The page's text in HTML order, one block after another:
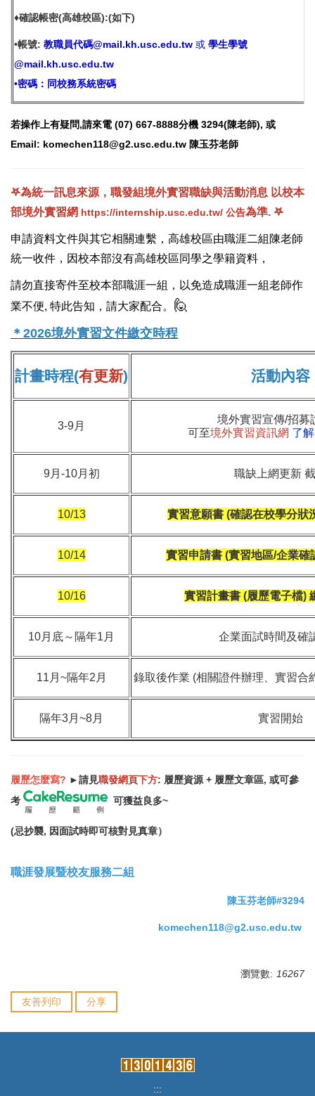
♦確認帳密(高雄校區):(如下)
•帳號: 教職員代碼@mail.kh.usc.edu.tw 或 學生學號
@mail.kh.usc.edu.tw
•密碼：同校務系統密碼
若操作上有疑問,請來電 (07) 667-8888分機 3294(陳老師), 或
Email: komechen118@g2.usc.edu.tw 陳玉芬老師
𖤐為統一訊息來源，職發組境外實習職缺與活動消息 以校本
部境外實習網 https://internship.usc.edu.tw/ 公告為準. 𖤐
申請資料文件與其它相關連繫，高雄校區由職涯二組陳老師
統一收件，因校本部沒有高雄校區同學之學籍資料，
請勿直接寄件至校本部職涯一組，以免造成職涯一組老師作
業不便, 特此告知，請大家配合。 🙋
＊2026境外實習文件繳交時程
計畫時程(有更新) 活動內容
3-9月
境外實習宣傳/招募
可至境外實習資訊網 了
9月-10月初 職缺上網更新
10/13 實習意願書 (確認在校學分狀
10/14 實習申請書 (實習地區/企業確
10/16 實習計畫書 (履歷電子檔)
10月底～隔年1月 企業面試時間及確
11月~隔年2月 錄取後作業 (相關證件辦理、實習合
隔年3月~8月 實習開始
履歷怎麼寫? ►請見職發網頁下方: 履歷資源 + 履歷文章區, 或可參
考
可獲益良多~
(忌抄襲, 因面試時即可核對見真章）
職涯發展暨校友服務二組
陳玉芬老師#3294
komechen118@g2.usc.edu.tw
瀏覽數: 16267
友善列印 分享
:::